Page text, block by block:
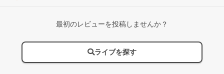
最初のレビューを投稿しませんか？
ライブを探す